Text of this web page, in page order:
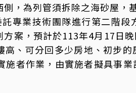
，為列管須拆除之海砂屋
專業技術團隊進行第二階
案，預計於113年4月17日
、可分回多少房地、初步
施者作業，由實施者擬具事